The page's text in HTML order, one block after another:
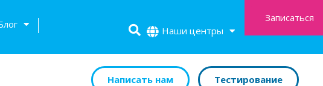
Наши центры
Записаться
Написать нам Тестирование